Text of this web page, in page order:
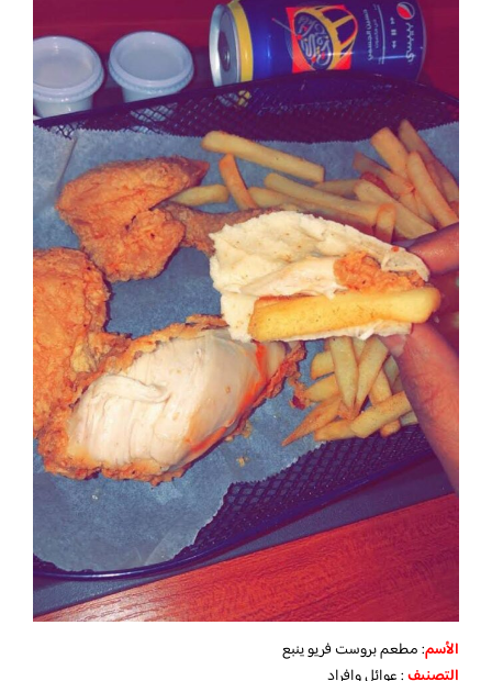
الأسم: مطعم بروست فريو ينبع